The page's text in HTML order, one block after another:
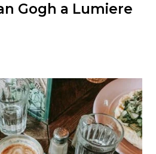
Gogh a Lumiere